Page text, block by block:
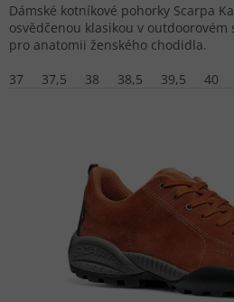
Dámské kotníkové pohorky Scarpa
osvědčenou klasikou v
pro anatomii ženského chodidla.
37
37,5 38 38,5 39,5 40